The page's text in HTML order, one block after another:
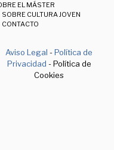
EL MÁSTER
SOBRE CULTURA JOVEN
CONTACTO
Aviso Legal -Política de
Privacidad - Política de
Cookies